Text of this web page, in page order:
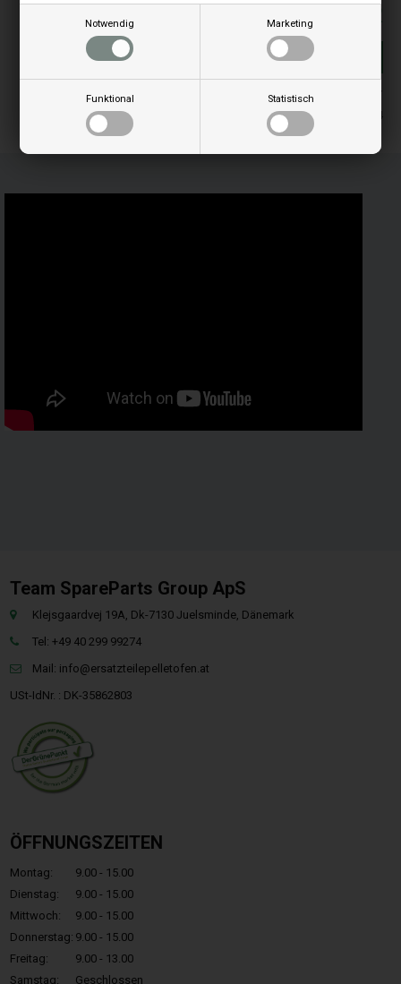
Notwendig Marketing
Funktional Statistisch
43,00 EUR
In den warenkorb
Auf lager
Lieferung 2-4
Team SpareParts Group ApS
Klejsgaardvej 19A, Dk-7130 Juelsminde, Dänemark
Tel: +49 40 299 99274
Mail: info@ersatzteilepelletofen.at
USt-IdNr. : DK-35862803
ÖFFNUNGSZEITEN
Montag:
9.00 - 15.00
Dienstag:
9.00 - 15.00
Mittwoch:
9.00 - 15.00
Donnerstag: 9.00 - 15.00
Freitag:
9.00 - 13.00
Samstag:
Geschlossen